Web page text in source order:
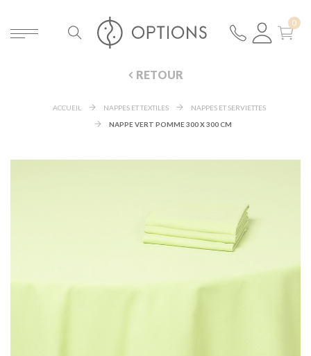
RETOUR
ACCUEIL NAPPES ET TEXTILES
NAPPES ET SERVIETTES
NAPPE VERT POMME 300 X 300 CM